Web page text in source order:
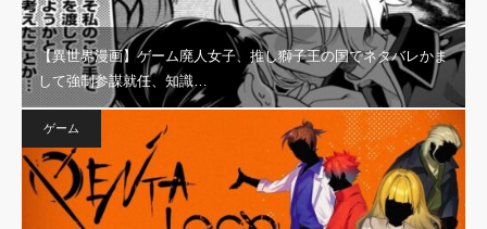
【異世界漫画】ゲーム廃人女子、推し獅子王の国でネタバレかま
して強制参謀就任、知識…
ゲーム